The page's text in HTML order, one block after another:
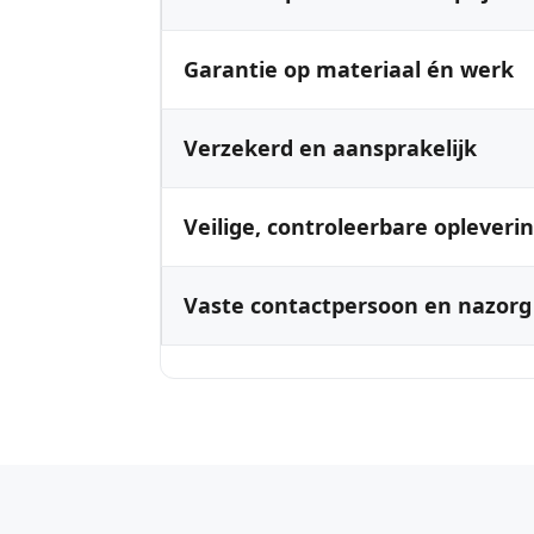
Garantie op materiaal én werk
Verzekerd en aansprakelijk
Veilige, controleerbare
Vaste contactpersoon en nazorg